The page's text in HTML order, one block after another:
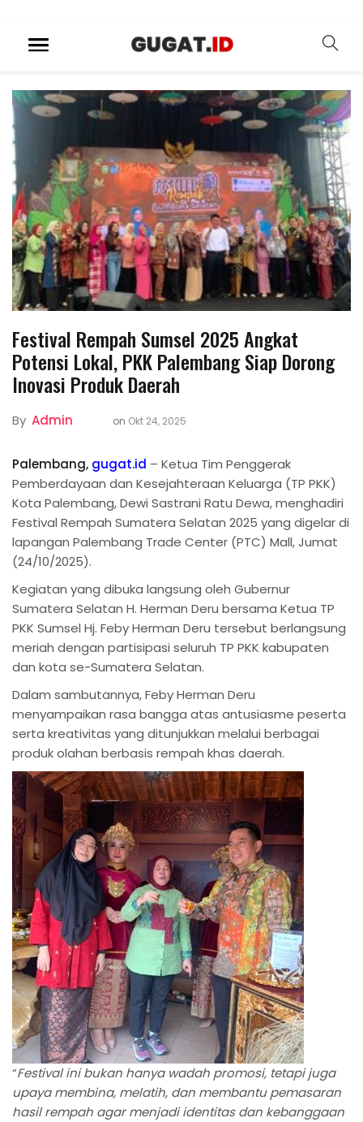
Festival Rempah Sumsel 2025 Angkat
Potensi Lokal, PKK Palembang Siap Dorong
Inovasi Produk Daerah
By Admin on Okt 24, 2025
Palembang, gugat.id – Ketua Tim Penggerak
Pemberdayaan dan Kesejahteraan Keluarga (TP PKK)
Kota Palembang, Dewi Sastrani Ratu Dewa, menghadiri
Festival Rempah Sumatera Selatan 2025 yang digelar di
lapangan Palembang Trade Center (PTC) Mall, Jumat
(24/10/2025).
Kegiatan yang dibuka langsung oleh Gubernur
Sumatera Selatan H. Herman Deru bersama Ketua TP
PKK Sumsel Hj. Feby Herman Deru tersebut berlangsung
meriah dengan partisipasi seluruh TP PKK kabupaten
dan kota se-Sumatera Selatan.
Dalam sambutannya, Feby Herman Deru
menyampaikan rasa bangga atas antusiasme peserta
serta kreativitas yang ditunjukkan melalui berbagai
produk olahan berbasis rempah khas daerah.
“Festival ini bukan hanya wadah promosi, tetapi juga
upaya membina, melatih, dan membantu pemasaran
hasil rempah agar menjadi identitas dan kebanggaan